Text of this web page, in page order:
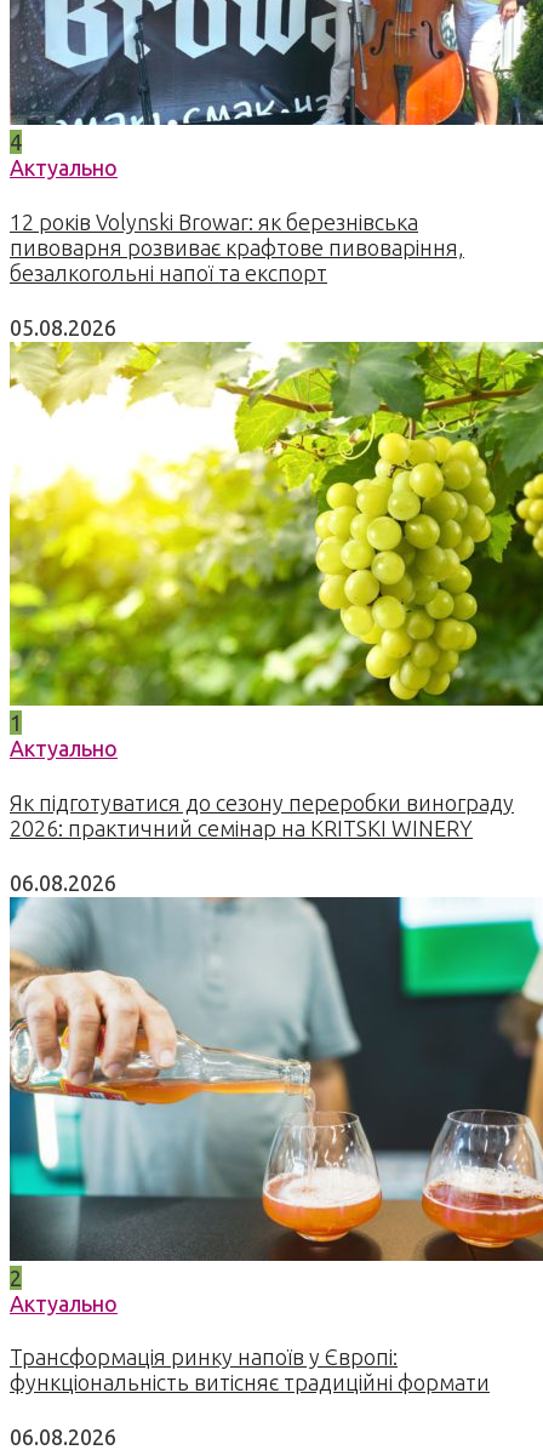
4
Актуально
12 років Volynski Browar: як березнівська
пивоварня розвиває крафтове пивоваріння,
безалкогольні напої та експорт
05.08.2026
1
Актуально
Як підготуватися до сезону переробки винограду
2026: практичний семінар на KRITSKI WINERY
06.08.2026
2
Актуально
Трансформація ринку напоїв у Європі:
функціональність витісняє традиційні формати
06.08.2026